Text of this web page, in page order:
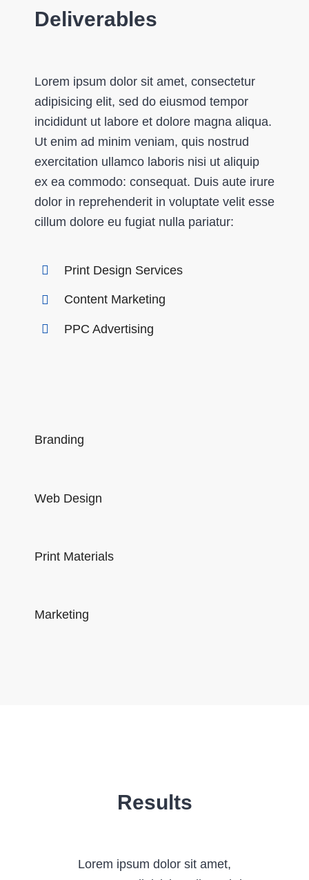
Deliverables
Lorem ipsum dolor sit amet, consectetur
adipisicing elit, sed do eiusmod tempor
incididunt ut labore et dolore magna aliqua.
Ut enim ad minim veniam, quis nostrud
exercitation ullamco laboris nisi ut aliquip
ex ea commodo: consequat. Duis aute irure
dolor in reprehenderit in voluptate velit esse
cillum dolore eu fugiat nulla pariatur:
Print Design Services
Content Marketing
PPC Advertising
Branding
Web Design
Print Materials
Marketing
Results
Lorem ipsum dolor sit amet,